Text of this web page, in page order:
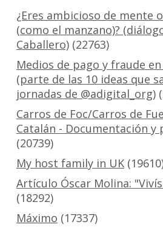
¿Eres ambicioso de mente
(como el manzano)?
Caballero)(22763)
Medios de pago y fraude
(parte de las 10 ideas que
jornadas de @adigital_org)
Carros de Foc/Carros de
Catalán - Documentación y
(20739)
My host family in UK
Artículo Óscar Molina:
(18292)
Máximo (17337)